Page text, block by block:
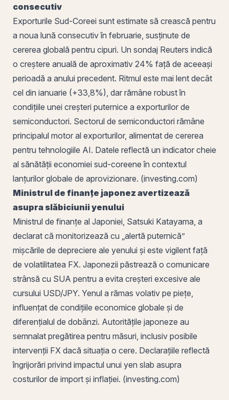
consecutiv
Exporturile Sud-Coreei sunt estimate să crească pentru
a noua lună consecutiv în februarie, susținute de
cererea globală pentru cipuri. Un sondaj Reuters indică
o creștere anuală de aproximativ 24% față de aceeași
perioadă a anului precedent. Ritmul este mai lent decât
cel din ianuarie (+33,8%), dar rămâne robust în
condițiile unei creșteri puternice a exporturilor de
semiconductori. Sectorul de semiconductori rămâne
principalul motor al exporturilor, alimentat de cererea
pentru tehnologiile AI. Datele reflectă un indicator cheie
al sănătății economiei sud-coreene în contextul
lanțurilor globale de aprovizionare. (investing.com)
Ministrul de finanțe japonez avertizează
asupra slăbiciunii yenului
Ministrul de finanțe al Japoniei, Satsuki Katayama, a
declarat că monitorizează cu „alertă puternică”
mișcările de depreciere ale yenului și este vigilent față
de volatilitatea FX. Japonezii păstrează o comunicare
strânsă cu SUA pentru a evita creșteri excesive ale
cursului USD/JPY. Yenul a rămas volativ pe piețe,
influențat de condițiile economice globale și de
diferențialul de dobânzi. Autoritățile japoneze au
semnalat pregătirea pentru măsuri, inclusiv posibile
intervenții FX dacă situația o cere. Declarațiile reflectă
îngrijorări privind impactul unui yen slab asupra
costurilor de import și inflației. (investing.com)